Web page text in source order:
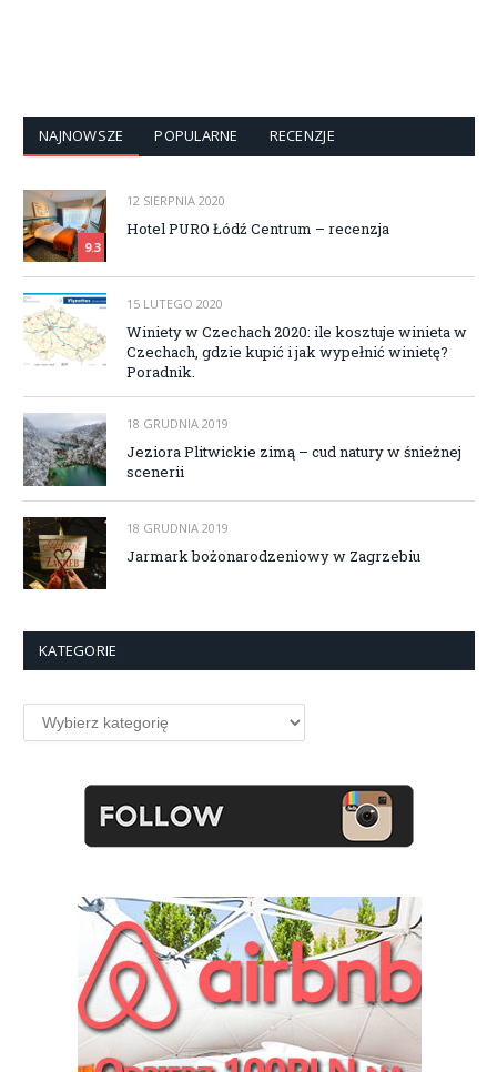
NAJNOWSZE POPULARNE RECENZJE
9.3
12 SIERPNIA 2020
Hotel PURO Łódź Centrum – recenzja
15 LUTEGO 2020
Winiety w Czechach 2020: ile kosztuje winieta w
Czechach, gdzie kupić i jak wypełnić winietę?
Poradnik.
18 GRUDNIA 2019
Jeziora Plitwickie zimą – cud natury w śnieżnej
scenerii
18 GRUDNIA 2019
Jarmark bożonarodzeniowy w Zagrzebiu
KATEGORIE
Kategorie